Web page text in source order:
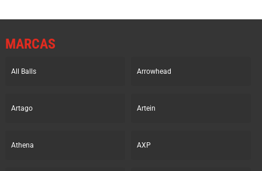
MARCAS
All Balls Arrowhead
Artago Artein
Athena AXP